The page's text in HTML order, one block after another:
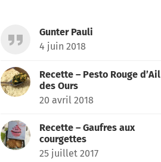
Gunter Pauli
4 juin 2018
Recette – Pesto Rouge d’Ail
des Ours
20 avril 2018
Recette – Gaufres aux
courgettes
25 juillet 2017